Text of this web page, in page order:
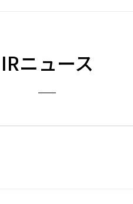
IRニュース